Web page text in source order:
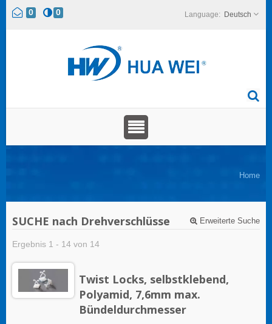
0 0 Deutsch
Home
SUCHE nach Drehverschlüsse Erweiterte Suche
Ergebnis 1 - 14 von 14
Twist Locks, selbstklebend,
Polyamid, 7,6mm max.
Bündeldurchmesser